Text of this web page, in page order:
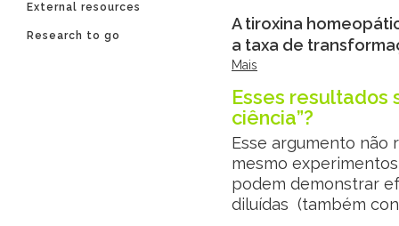
External resources
Research to go
A tiroxina
a taxa de
Mais
Esses resultados
ciência”?
Esse argumento não
mesmo
podem demonstrar
diluídas (também